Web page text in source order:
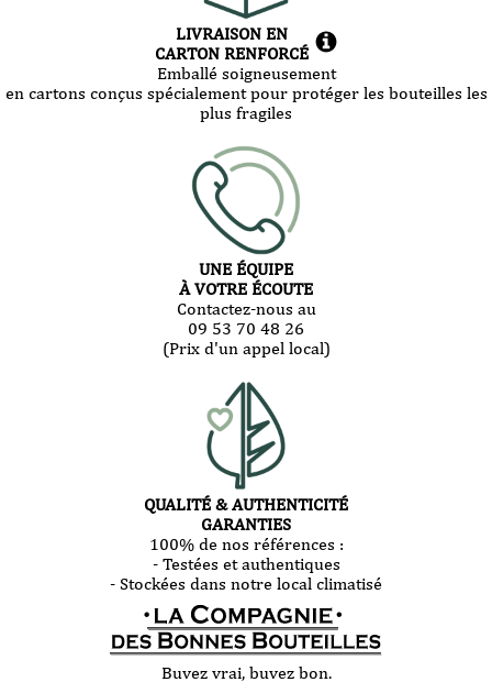
LIVRAISON EN
CARTON RENFORCÉ
Emballé soigneusement
en cartons conçus spécialement pour protéger les bouteilles les
plus fragiles
UNE ÉQUIPE
À VOTRE ÉCOUTE
Contactez-nous au
09 53 70 48 26
(Prix d'un appel local)
QUALITÉ & AUTHENTICITÉ
GARANTIES
100% de nos références :
- Testées et authentiques
- Stockées dans notre local climatisé
Buvez vrai, buvez bon.